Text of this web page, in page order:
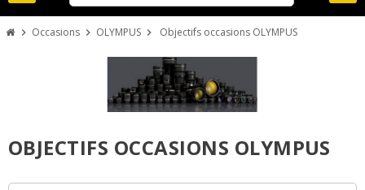
chevron_right Occasions chevron_right OLYMPUS chevron_right Objectifs occasions OLYMPUS
OBJECTIFS OCCASIONS OLYMPUS